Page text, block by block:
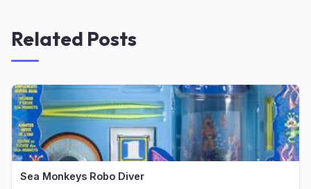
Related Posts
Sea Monkeys Robo Diver